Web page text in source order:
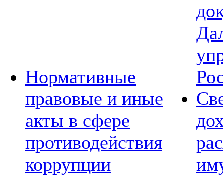
Нормативные
правовые и иные
акты в сфере
противодействия
коррупции